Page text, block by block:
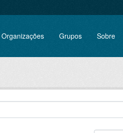
Organizações Grupos Sobre